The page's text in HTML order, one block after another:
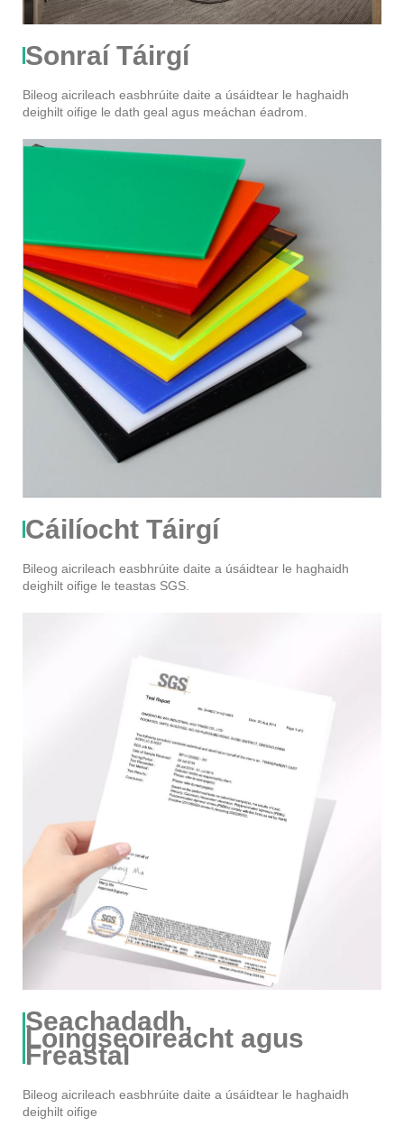
Sonraí Táirgí
Bileog aicrileach easbhrúite daite a úsáidtear le haghaidh
deighilt oifige le dath geal agus meáchan éadrom.
Cáilíocht Táirgí
Bileog aicrileach easbhrúite daite a úsáidtear le haghaidh
deighilt oifige le teastas SGS.
Seachadadh,
Loingseoireacht agus
Freastal
Bileog aicrileach easbhrúite daite a úsáidtear le haghaidh
deighilt oifige